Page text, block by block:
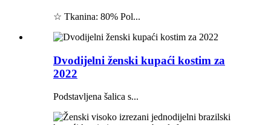
☆ Tkanina: 80% Pol...
Dvodijelni ženski kupaći kostim za
2022
Podstavljena šalica s...